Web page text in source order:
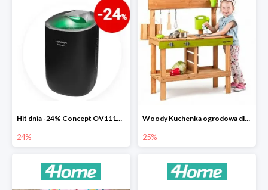
Hit dnia -24% Concept OV1110 osuszacz powietrza Perfect Air
24%
Woody Kuchenka ogrodowa dla dzieci Rosalie
25%